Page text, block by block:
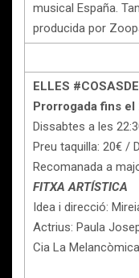
musical España.
producida por
ELLES
Prorrogada fins el
Dissabtes a les
Preu taquilla: 20€ /
Recomanada a
FITXA ARTÍSTICA
Idea i direcció:
Actrius: Paula
Cia La Melancòmica